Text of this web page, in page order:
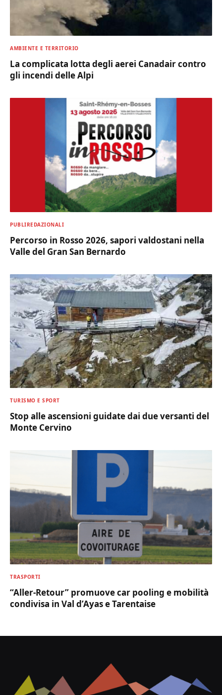
AMBIENTE E TERRITORIO
La complicata lotta degli aerei Canadair contro
gli incendi delle Alpi
PUBLIREDAZIONALI
Percorso in Rosso 2026, sapori valdostani nella
Valle del Gran San Bernardo
TURISMO E SPORT
Stop alle ascensioni guidate dai due versanti del
Monte Cervino
TRASPORTI
“Aller-Retour” promuove car pooling e mobilità
condivisa in Val d’Ayas e Tarentaise